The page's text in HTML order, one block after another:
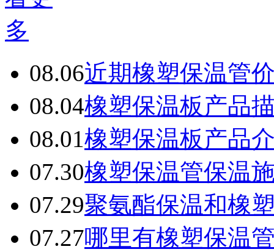
08.06近期橡塑保温管
08.04橡塑保温板产品
08.01橡塑保温板产品
07.30橡塑保温管保温
07.29聚氨酯保温和橡
07.27哪里有橡塑保温